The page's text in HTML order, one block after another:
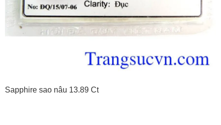
Sapphire sao nâu 13.89 Ct